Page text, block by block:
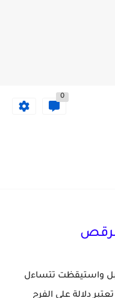
0
واستيقظت تتساءل
دلالة على الفرح